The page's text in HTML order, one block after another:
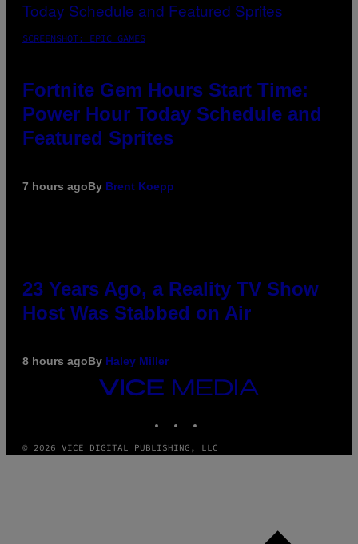
SCREENSHOT: EPIC GAMES
Fortnite Gem Hours Start Time:
Power Hour Today Schedule and
Featured Sprites
7 hours agoBy Brent Koepp
23 Years Ago, a Reality TV Show
Host Was Stabbed on Air
8 hours agoBy Haley Miller
VICE
MEDIA
© 2026 VICE DIGITAL PUBLISHING, LLC